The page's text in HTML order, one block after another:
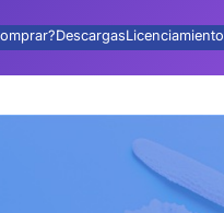
DescargasLicenciamiento